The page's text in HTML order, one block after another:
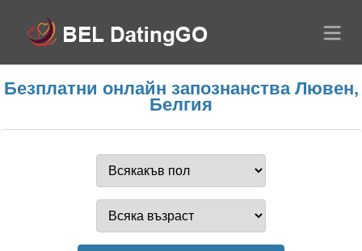
Безплатни онлайн запознанства Лювен,
Белгия